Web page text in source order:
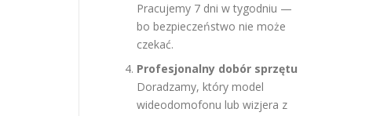
Pracujemy 7 dni w tygodniu —
bo bezpieczeństwo nie może
czekać.
Profesjonalny dobór sprzętu
Doradzamy, który model
wideodomofonu lub wizjera z